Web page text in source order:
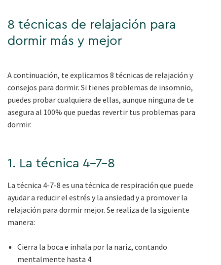
8 técnicas de relajación para
dormir más y mejor
A continuación, te explicamos 8 técnicas de relajación y
consejos para dormir. Si tienes problemas de insomnio,
puedes probar cualquiera de ellas, aunque ninguna de te
asegura al 100% que puedas revertir tus problemas para
dormir.
1. La técnica 4-7-8
La técnica 4-7-8 es una técnica de respiración que puede
ayudar a reducir el estrés y la ansiedad y a promover la
relajación para dormir mejor. Se realiza de la siguiente
manera:
Cierra la boca e inhala por la nariz, contando
mentalmente hasta 4.